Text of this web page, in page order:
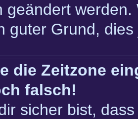
geändert
guter Grund,
die Zeitzone
falsch!
sicher bist,